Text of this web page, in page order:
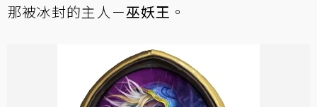
那被冰封的主人－巫妖王 。